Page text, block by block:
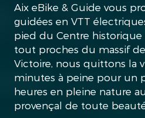
Aix eBike & Guide vous
guidées en VTT
pied du Centre historique
tout proches du massif
Victoire, nous quittons la
minutes à peine pour un
heures en pleine nature
provençal de toute